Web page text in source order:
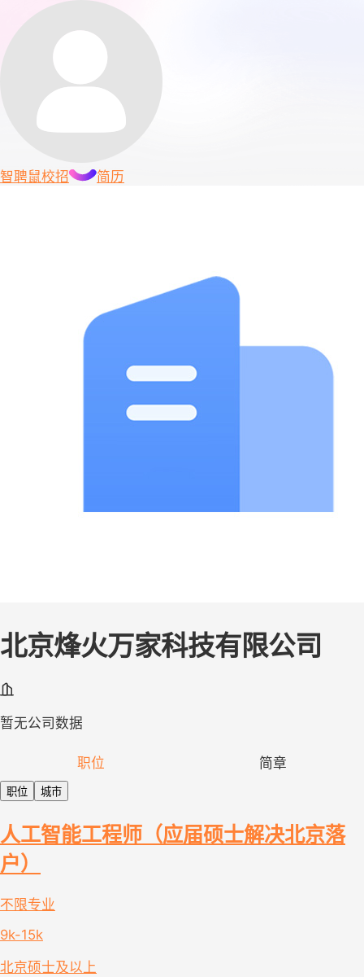
智聘鼠校招 简历
北京烽火万家科技有限公司
暂无公司数据
职位 简章
职位 城市
人工智能工程师（应届硕士解决北京落
户）
不限专业
9k-15k
北京硕士及以上